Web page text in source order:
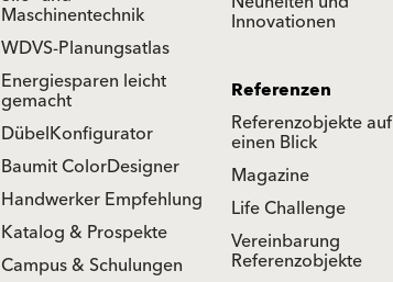
Maschinentechnik
WDVS-Planungsatlas
Energiesparen leicht
gemacht
DübelKonfigurator
Baumit ColorDesigner
Handwerker Empfehlung
Katalog & Prospekte
Campus & Schulungen
Innovationen
Referenzen
Referenzobjekte auf
einen Blick
Magazine
Life Challenge
Vereinbarung
Referenzobjekte